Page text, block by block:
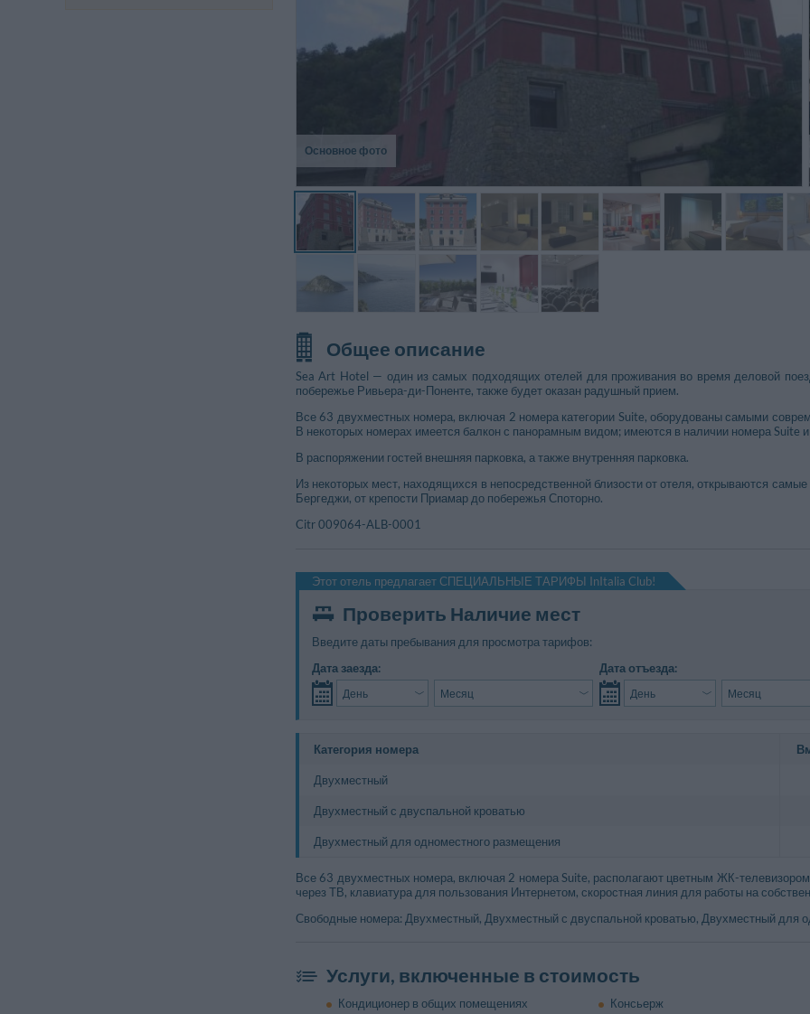
Основное фото
Италия
Общее описание
Sea Art Hotel — один из самых подходящих отелей для проживания во время деловой
побережье Ривьера-ди-Поненте, также будет оказан радушный прием.
Все 63 двухместных номера, включая 2 номера категории Suite, оборудованы самыми
В некоторых номерах имеется балкон с панорамным видом; имеются в наличии номера Suite
В распоряжении гостей внешняя парковка, а также внутренняя парковка.
Из некоторых мест, находящихся в непосредственной близости от отеля, открываются
Бергеджи, от крепости Приамар до побережья Споторно.
Citr 009064-ALB-0001
Этот отель предлагает СПЕЦИАЛЬНЫЕ ТАРИФЫ InItalia Club!
Проверить Наличие мест
Введите даты пребывания для просмотра тарифов:
Дата заезда:
Дата отъезда:
Категория номера
Двухместный
Двухместный с двуспальной кроватью
Двухместный для одноместного размещения
Все 63 двухместных номера, включая 2 номера Suite, располагают цветным ЖК-
через ТВ, клавиатура для пользования Интернетом, скоростная линия для работы на
Свободные номера: Двухместный, Двухместный с двуспальной кроватью, Двухместный для
Услуги, включенные в стоимость
Кондиционер в общих помещениях Консьерж